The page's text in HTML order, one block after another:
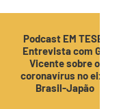
Podcast EM TESE!
Entrevista com Gil
Vicente sobre o
coronavírus no eixo
Brasil-Japão